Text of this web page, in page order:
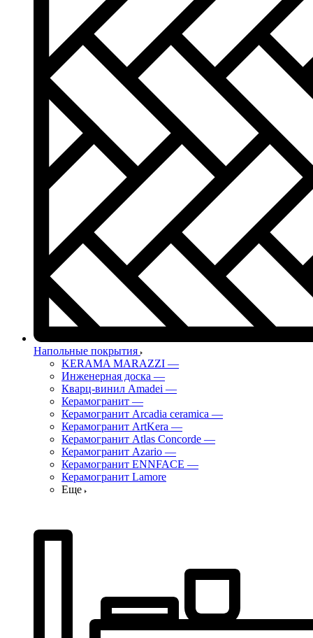
Напольные покрытия
KERAMA MARAZZI —
Инженерная доска —
Кварц-винил Amadei —
Керамогранит —
Керамогранит Arcadia ceramica —
Керамогранит ArtKera —
Керамогранит Atlas Concorde —
Керамогранит Azario —
Керамогранит ENNFACE —
Керамогранит Lamore
Еще